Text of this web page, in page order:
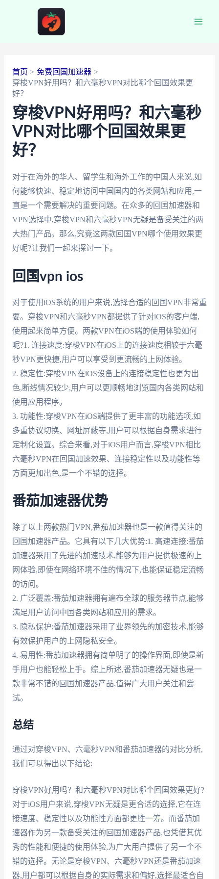
首页
免费回国加速器
穿梭VPN好用吗？和六毫秒VPN对比哪个回国效果更
好？
穿梭VPN好用吗？和六毫秒
VPN对比哪个回国效果更
好？
对于在海外的华人、留学生和海外工作的中国人来说,如
何能够快速、稳定地访问中国国内的各类网站和应用,一
直是一个需要解决的重要问题。在众多的回国加速器和
VPN选择中,穿梭VPN和六毫秒VPN无疑是备受关注的两
大热门产品。那么,究竟这两款回国VPN哪个使用效果更
好呢?让我们一起来探讨一下。
回国vpn ios
对于使用iOS系统的用户来说,选择合适的回国VPN非常重
要。穿梭VPN和六毫秒VPN都提供了针对iOS的客户端,
使用起来简单方便。两款VPN在iOS端的使用体验如何
呢?1. 连接速度:穿梭VPN在iOS上的连接速度相较于六毫
秒VPN更快捷,用户可以享受到更流畅的上网体验。
2. 稳定性:穿梭VPN在iOS设备上的连接稳定性也更为出
色,断线情况较少,用户可以更顺畅地浏览国内各类网站和
使用应用程序。
3. 功能性:穿梭VPN在iOS端提供了更丰富的功能选项,如
多重协议切换、网址屏蔽等,用户可以根据自身需求进行
定制化设置。综合来看,对于iOS用户而言,穿梭VPN相比
六毫秒VPN在回国加速效果、连接稳定性以及功能性等
方面更加出色,是一个不错的选择。
番茄加速器优势
除了以上两款热门VPN,番茄加速器也是一款值得关注的
回国加速器产品。它具有以下几大优势:1. 高速连接:番茄
加速器采用了先进的加速技术,能够为用户提供极速的上
网体验,即使在网络环境不佳的情况下,也能保证稳定流畅
的访问。
2. 广泛覆盖:番茄加速器拥有遍布全球的服务器节点,能够
满足用户访问中国各类网站和应用的需求。
3. 隐私保护:番茄加速器采用了业界领先的加密技术,能够
有效保护用户的上网隐私安全。
4. 易用性:番茄加速器拥有简单明了的操作界面,即使是新
手用户也能轻松上手。综上所述,番茄加速器无疑也是一
款非常不错的回国加速器产品,值得广大用户关注和尝
试。
总结
通过对穿梭VPN、六毫秒VPN和番茄加速器的对比分析,
我们可以得出以下结论:
穿梭VPN好用吗？和六毫秒VPN对比哪个回国效果更好?
对于iOS用户来说,穿梭VPN无疑是更合适的选择,它在连
接速度、稳定性以及功能性方面都更胜一筹。而番茄加
速器作为另一款备受关注的回国加速器产品,也凭借其优
秀的性能和便捷的使用体验,为广大用户提供了另一个不
错的选择。无论是穿梭VPN、六毫秒VPN还是番茄加速
器,用户都可以根据自身的实际需求和偏好,选择最适合自